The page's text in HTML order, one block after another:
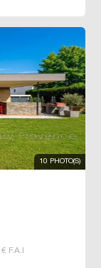
10 PHOTO(S)
€ F.A.I